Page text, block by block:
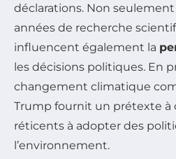
déclarations. Non
années de recherche
influencent également la
les décisions politiques. En
changement climatique
Trump fournit un prétexte à
réticents à adopter des
l’environnement.